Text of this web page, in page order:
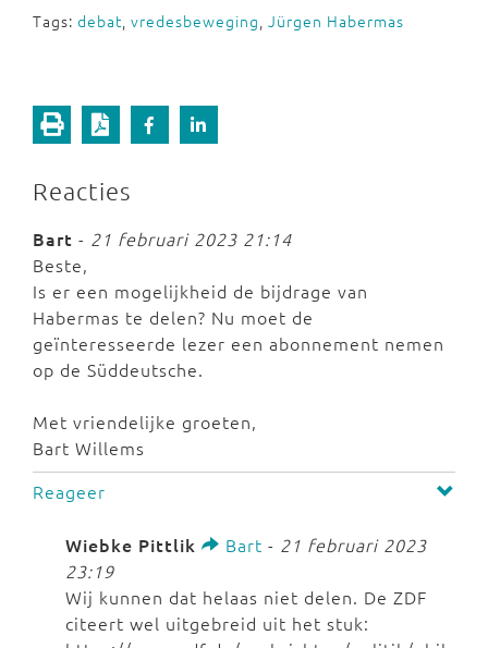
Tags: debat, vredesbeweging, Jürgen Habermas
Reacties
Bart - 21 februari 2023 21:14
Beste,
Is er een mogelijkheid de bijdrage van
Habermas te delen? Nu moet de
geïnteresseerde lezer een abonnement nemen
op de Süddeutsche.
Met vriendelijke groeten,
Bart Willems
Reageer
Wiebke Pittlik Bart - 21 februari 2023
23:19
Wij kunnen dat helaas niet delen. De ZDF
citeert wel uitgebreid uit het stuk: